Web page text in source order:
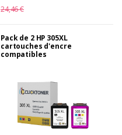
24,46 €
Pack de 2 HP 305XL
cartouches d'encre
compatibles